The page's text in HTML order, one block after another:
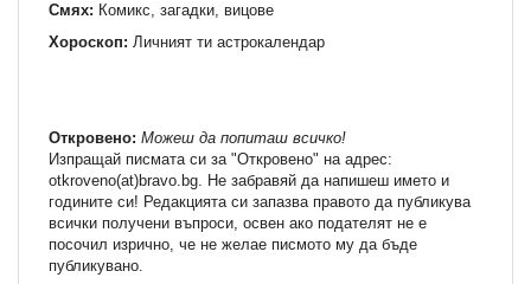
Смях: Комикс, загадки, вицове
Хороскоп: Личният ти астрокалендар
Откровено: Можеш да попиташ всичко!
Изпращай писмата си за "Откровено" на адрес:
otkroveno(at)bravo.bg. Не забравяй да напишеш името и
годините си! Редакцията си запазва правото да публикува
всички получени въпроси, освен ако подателят не е
посочил изрично, че не желае писмото му да бъде
публикувано.